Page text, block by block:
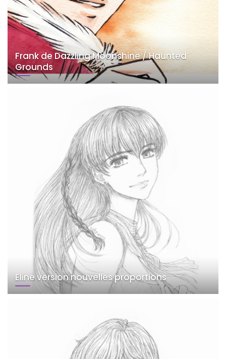
Frank de Dazzling Moonshine / Haunted
Grounds
Eline version nouvelles proportions